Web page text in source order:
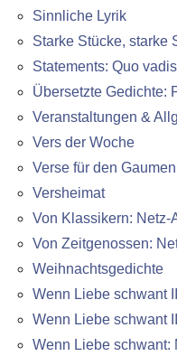
Sinnliche Lyrik
Starke Stücke, starke
Statements: Quo
Übersetzte Gedichte:
Veranstaltungen &
Vers der Woche
Verse für den
Versheimat
Von Klassikern: Netz-
Von Zeitgenossen:
Weihnachtsgedichte
Wenn Liebe schwant
Wenn Liebe schwant
Wenn Liebe schwant: